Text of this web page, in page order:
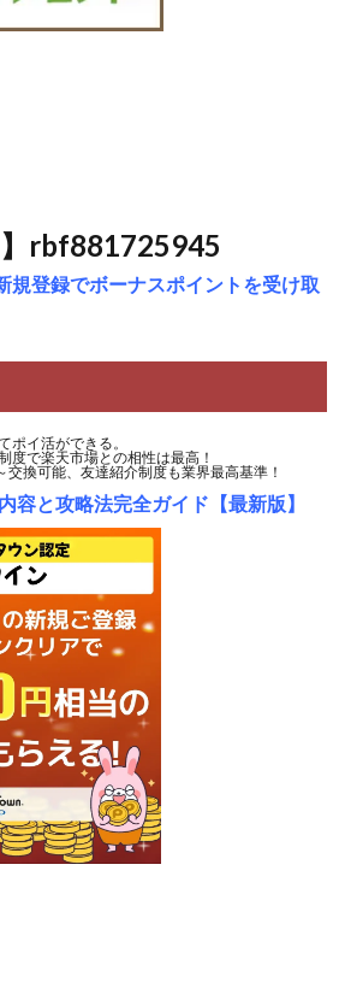
】rbf881725945
規登録でボーナスポイントを受け取
ポイ活ができる。
度で楽天市場との相性は最高！
換可能、友達紹介制度も業界最高基準！
容と攻略法完全ガイド【最新版】